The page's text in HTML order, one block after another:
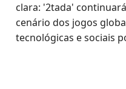
clara: '2tada'
cenário dos jogos
tecnológicas e sociais